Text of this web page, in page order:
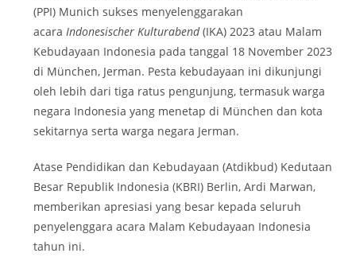
(PPI) Munich sukses menyelenggarakan
acara Indonesischer Kulturabend(IKA) 2023 atau Malam
Kebudayaan Indonesia pada tanggal 18 November 2023
di München, Jerman. Pesta kebudayaan ini dikunjungi
oleh lebih dari tiga ratus pengunjung, termasuk warga
negara Indonesia yang menetap di München dan kota
sekitarnya serta warga negara Jerman.
Atase Pendidikan dan Kebudayaan (Atdikbud) Kedutaan
Besar Republik Indonesia (KBRI) Berlin, Ardi Marwan,
memberikan apresiasi yang besar kepada seluruh
penyelenggara acara Malam Kebudayaan Indonesia
tahun ini.